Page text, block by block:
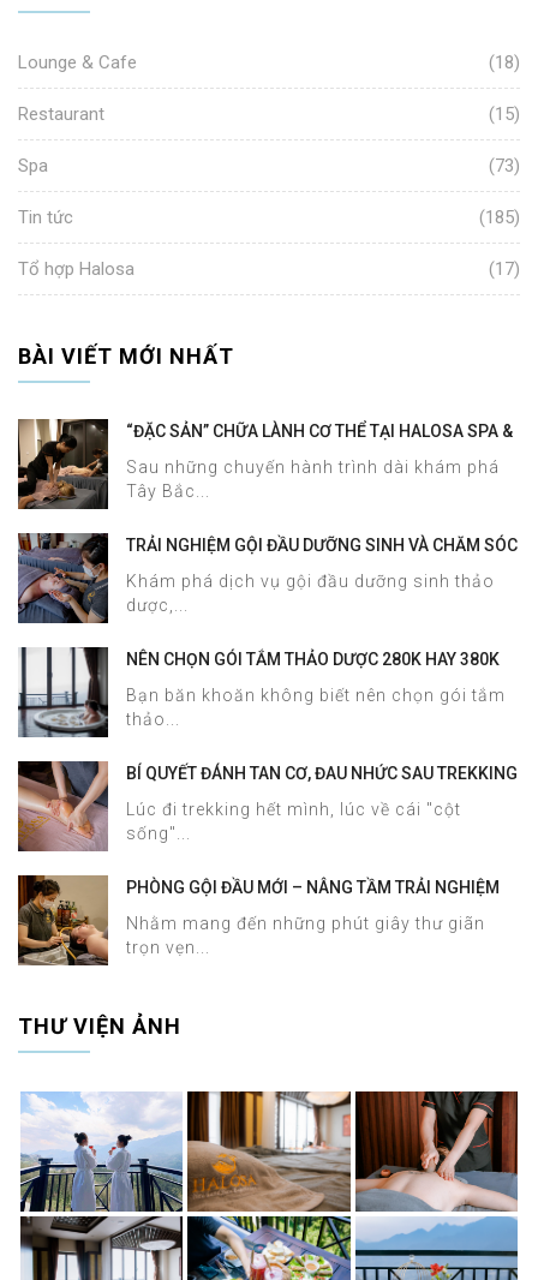
Lounge & Cafe (18)
Restaurant (15)
Spa (73)
Tin tức (185)
Tổ hợp Halosa (17)
BÀI VIẾT MỚI NHẤT
“ĐẶC SẢN” CHỮA LÀNH CƠ THỂ TẠI HALOSA SPA &
Sau những chuyến hành trình dài khám phá
Tây Bắc...
TRẢI NGHIỆM GỘI ĐẦU DƯỠNG SINH VÀ CHĂM SÓC
Khám phá dịch vụ gội đầu dưỡng sinh thảo
dược,...
NÊN CHỌN GÓI TẮM THẢO DƯỢC 280K HAY 380K
Bạn băn khoăn không biết nên chọn gói tắm
thảo...
BÍ QUYẾT ĐÁNH TAN CƠ, ĐAU NHỨC SAU TREKKING
MASSAGE
Lúc đi trekking hết mình, lúc về cái "cột
sống"...
PHÒNG GỘI ĐẦU MỚI – NÂNG TẦM TRẢI NGHIỆM
DƯỠNG SINH TẠI HALOSA SPA & MASSAGE
Nhằm mang đến những phút giây thư giãn
trọn vẹn...
THƯ VIỆN ẢNH